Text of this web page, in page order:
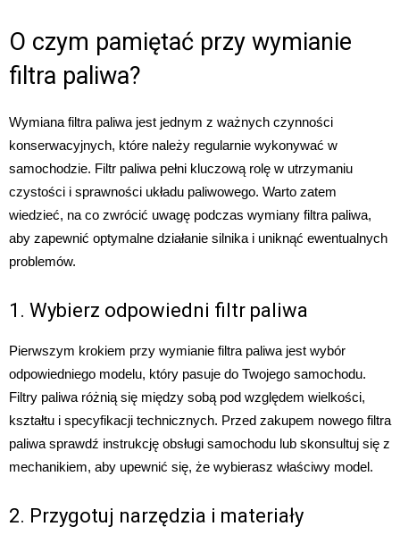
O czym pamiętać przy wymianie
filtra paliwa?
Wymiana filtra paliwa jest jednym z ważnych czynności
konserwacyjnych, które należy regularnie wykonywać w
samochodzie. Filtr paliwa pełni kluczową rolę w utrzymaniu
czystości i sprawności układu paliwowego. Warto zatem
wiedzieć, na co zwrócić uwagę podczas wymiany filtra paliwa,
aby zapewnić optymalne działanie silnika i uniknąć ewentualnych
problemów.
1. Wybierz odpowiedni filtr paliwa
Pierwszym krokiem przy wymianie filtra paliwa jest wybór
odpowiedniego modelu, który pasuje do Twojego samochodu.
Filtry paliwa różnią się między sobą pod względem wielkości,
kształtu i specyfikacji technicznych. Przed zakupem nowego filtra
paliwa sprawdź instrukcję obsługi samochodu lub skonsultuj się z
mechanikiem, aby upewnić się, że wybierasz właściwy model.
2. Przygotuj narzędzia i materiały